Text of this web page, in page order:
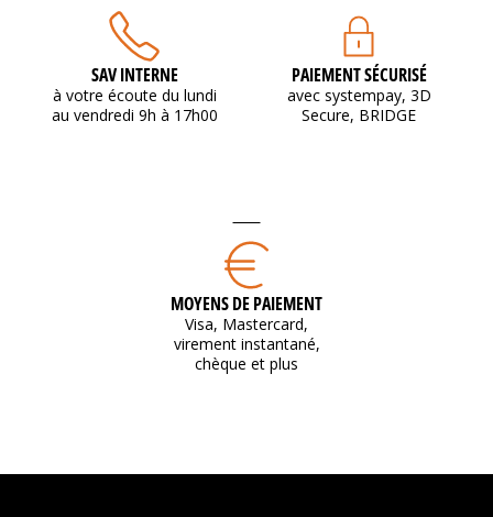
SAV INTERNE
à votre écoute du lundi
au vendredi 9h à 17h00
PAIEMENT SÉCURISÉ
avec systempay, 3D
Secure, BRIDGE
MOYENS DE PAIEMENT
Visa, Mastercard,
virement instantané,
chèque et plus